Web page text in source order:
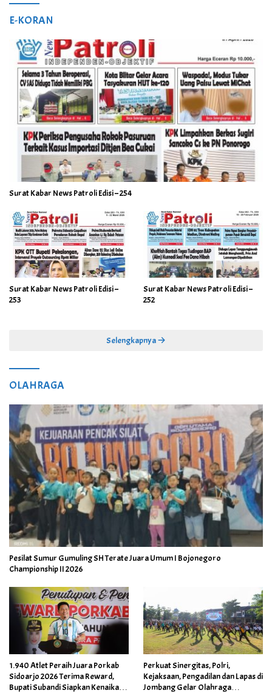
E-KORAN
Surat Kabar News Patroli Edisi – 254
Surat Kabar News Patroli Edisi –
253
Surat Kabar News Patroli Edisi –
252
Selengkapnya
OLAHRAGA
Pesilat Sumur Gumuling SH Terate Juara Umum I Bojonegoro
Championship II 2026
1.940 Atlet Peraih Juara Porkab
Sidoarjo 2026 Terima Reward,
Bupati Subandi Siapkan Kenaikan
Perkuat Sinergitas, Polri,
Kejaksaan, Pengadilan dan Lapas di
Jombang Gelar Olahraga